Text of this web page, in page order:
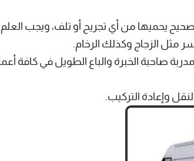
يحميها من أي تجريح أو تلف، ويجب
مثل الزجاج وكذلك الرخام.
صاحبة الخبرة والباع الطويل في كافة
وإعادة التركيب.